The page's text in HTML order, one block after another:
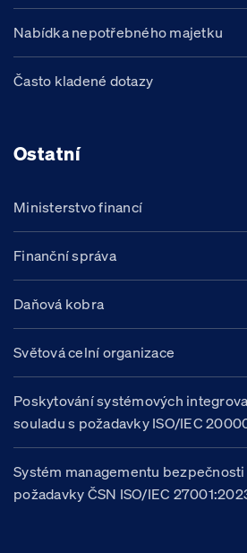
Nabídka nepotřebného majetku
Často kladené dotazy
Ostatní
Ministerstvo financí
Finanční správa
Daňová kobra
Světová celní organizace
Poskytování systémových
souladu s požadavky ISO/IEC
Systém managementu
požadavky ČSN ISO/IEC